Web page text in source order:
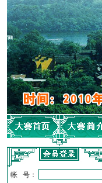
帐 号：